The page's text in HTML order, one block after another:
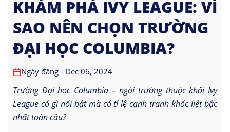
KHÁM PHÁ IVY LEAGUE: VÌ
SAO NÊN CHỌN TRƯỜNG
ĐẠI HỌC COLUMBIA?
Ngày đăng - Dec 06, 2024
Trường Đại học Columbia – ngôi trường thuộc khối Ivy
League có gì nổi bật mà có tỉ lệ cạnh tranh khốc liệt bậc
nhất toàn cầu?